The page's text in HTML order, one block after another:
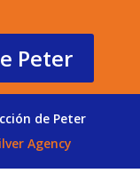
Peter
de Peter
Agency